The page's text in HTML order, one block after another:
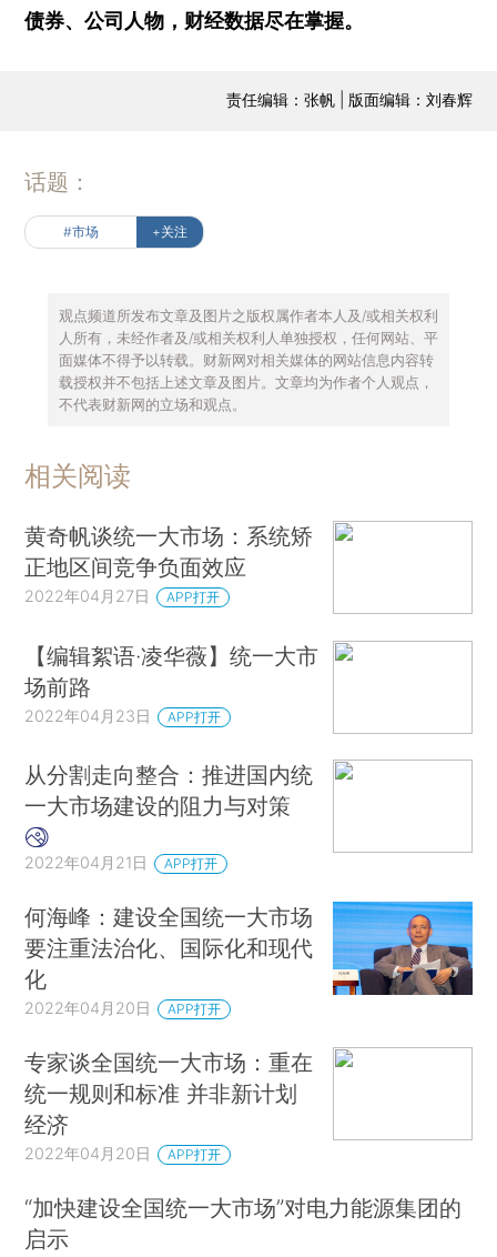
债券、公司人物，财经数据尽在掌握。
责任编辑：张帆 | 版面编辑：刘春辉
话题：
#市场 +关注
观点频道所发布文章及图片之版权属作者本人及/或相关权利
人所有，未经作者及/或相关权利人单独授权，任何网站、平
面媒体不得予以转载。财新网对相关媒体的网站信息内容转
载授权并不包括上述文章及图片。文章均为作者个人观点，
不代表财新网的立场和观点。
相关阅读
黄奇帆谈统一大市场：系统矫
正地区间竞争负面效应
2022年04月27日 APP打开
【编辑絮语·凌华薇】统一大市
场前路
2022年04月23日 APP打开
从分割走向整合：推进国内统
一大市场建设的阻力与对策
2022年04月21日 APP打开
何海峰：建设全国统一大市场
要注重法治化、国际化和现代
化
2022年04月20日 APP打开
专家谈全国统一大市场：重在
统一规则和标准 并非新计划
经济
2022年04月20日 APP打开
“加快建设全国统一大市场”对电力能源集团的
启示